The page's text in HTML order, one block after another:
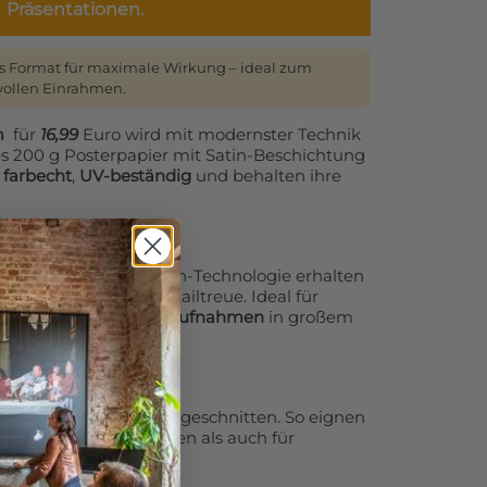
Präsentationen.
Format für maximale Wirkung – ideal zum
Einrahmen.
für 16,99Euro wird mit modernster Technik
200 g Posterpapier mit Satin-Beschichtung
farbecht, UV-beständig und behalten ihre
mit 12-Farben-Technologie erhalten
und maximale Detailtreue. Ideal für
oderLandschaftsaufnahmen in großem
auf das exakte Maß geschnitten. So eignen
direkten Aufhängen als auch für